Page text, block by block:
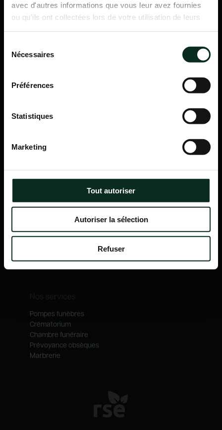
avec d'autres informations que vous leur avez fournies
ou qu'ils ont collectées lors de votre utilisation de leurs
Nécessaires
Préférences
Statistiques
Marketing
Tout autoriser
Autoriser la sélection
Refuser
P.F.C.A Pompes Funèbres des Communes Associées
Itinéraire
Navigation
Qui sommes-nous ?
Notre catalogue
Nos métiers
Pompes funèbres
Crématorium
Chambre funéraire
Prévoyance obsèques
Marbrerie